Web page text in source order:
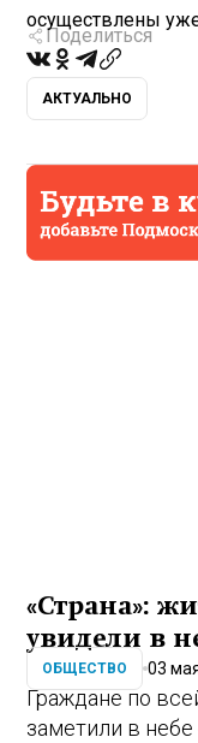
осуществлены
Поделиться
АКТУАЛЬНО
«Страна»:
увидели в
ОБЩЕСТВО 03
Граждане по
заметили в